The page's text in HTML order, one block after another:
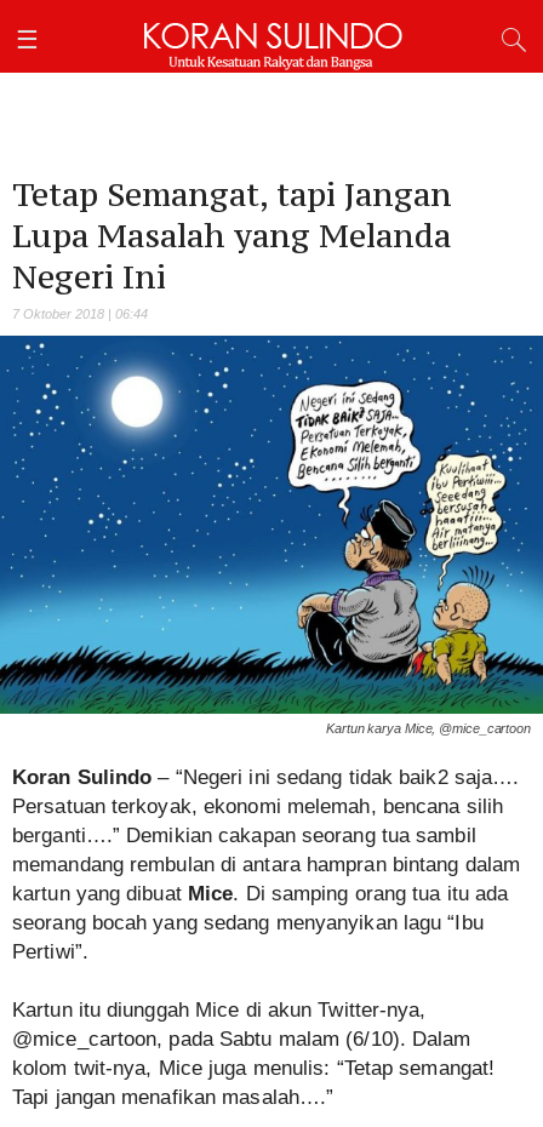
Tetap Semangat, tapi Jangan
Lupa Masalah yang Melanda
Negeri Ini
7 Oktober 2018 | 06:44
Kartun karya Mice, @mice_cartoon
Koran Sulindo – “Negeri ini sedang tidak baik2 saja….
Persatuan terkoyak, ekonomi melemah, bencana silih
berganti….” Demikian cakapan seorang tua sambil
memandang rembulan di antara hampran bintang dalam
kartun yang dibuat Mice. Di samping orang tua itu ada
seorang bocah yang sedang menyanyikan lagu “Ibu
Pertiwi”.
Kartun itu diunggah Mice di akun Twitter-nya,
@mice_cartoon, pada Sabtu malam (6/10). Dalam
kolom twit-nya, Mice juga menulis: “Tetap semangat!
Tapi jangan menafikan masalah….”